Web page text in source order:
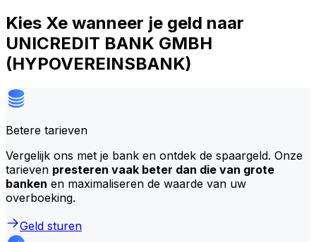
Kies Xe wanneer je geld naar
UNICREDIT BANK GMBH
(HYPOVEREINSBANK)
Betere tarieven
Vergelijk ons met je bank en ontdek de spaargeld. Onze
tarieven presteren vaak beter dan die van grote
banken en maximaliseren de waarde van uw
overboeking.
Geld sturen